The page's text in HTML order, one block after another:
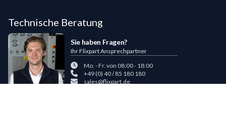
Technische Beratung
Sie haben Fragen?
Ihr Flixpart Ansprechpartner
Mo. - Fr. von 08:00 - 18:00
+49 (0) 40 / 85 180 180
sales@flixpart.de